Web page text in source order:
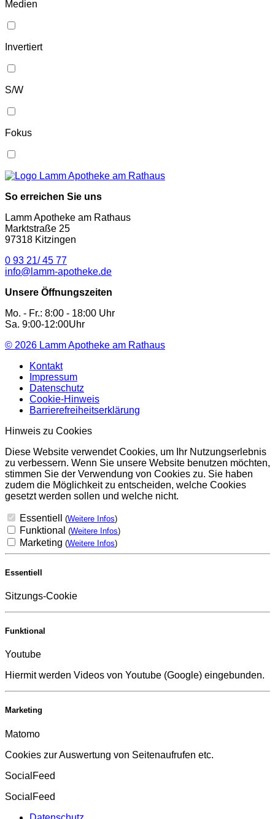
Medien
Invertiert
S/W
Fokus
So erreichen Sie uns
Lamm Apotheke am Rathaus
Marktstraße 25
97318 Kitzingen
0 93 21/ 45 77
info@lamm-apotheke.de
Unsere Öffnungszeiten
Mo. - Fr.: 8:00 - 18:00 Uhr
Sa. 9:00-12:00Uhr
© 2026 Lamm Apotheke am Rathaus
Kontakt
Impressum
Datenschutz
Cookie-Hinweis
Barrierefreiheitserklärung
Hinweis zu Cookies
Diese Website verwendet Cookies, um Ihr Nutzungserlebnis
zu verbessern. Wenn Sie unsere Website benutzen möchten,
stimmen Sie der Verwendung von Cookies zu. Sie haben
zudem die Möglichkeit zu entscheiden, welche Cookies
gesetzt werden sollen und welche nicht.
Essentiell (Weitere Infos)
Funktional (Weitere Infos)
Marketing (Weitere Infos)
Essentiell
Sitzungs-Cookie
Funktional
Youtube
Hiermit werden Videos von Youtube (Google) eingebunden.
Marketing
Matomo
Cookies zur Auswertung von Seitenaufrufen etc.
SocialFeed
SocialFeed